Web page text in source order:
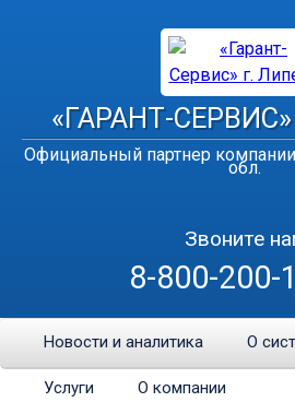
«ГАРАНТ-
Официальный партнер
обл.
Звоните
8-800-200-
Новости и аналитика О
Услуги О компании